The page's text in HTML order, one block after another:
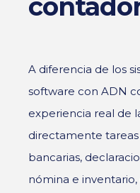
A diferencia de los
software con ADN
experiencia real de
directamente
bancarias,
nómina e